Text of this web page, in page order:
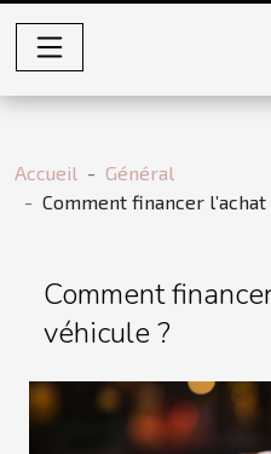
Accueil
Général
Comment financer l’achat
Comment
véhicule ?